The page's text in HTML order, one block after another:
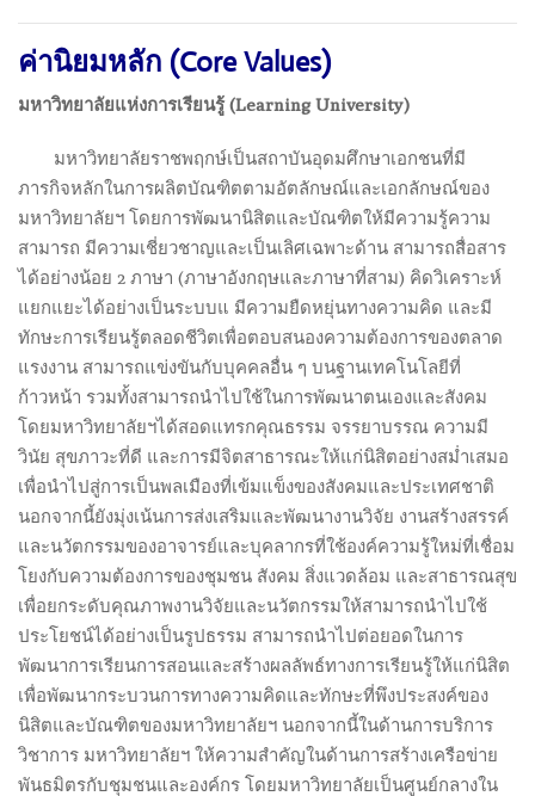
ค่านิยมหลัก (Core Values)
มหาวิทยาลัยแห่งการเรียนรู้ (Learning University)
มหาวิทยาลัยราชพฤกษ์เป็นสถาบันอุดมศึกษาเอกชนที่มี
ภารกิจหลักในการผลิตบัณฑิตตามอัตลักษณ์และเอกลักษณ์ของ
มหาวิทยาลัยฯ โดยการพัฒนานิสิตและบัณฑิตให้มีความรู้ความ
สามารถ มีความเชี่ยวชาญและเป็นเลิศเฉพาะด้าน สามารถสื่อสาร
ได้อย่างน้อย 2 ภาษา (ภาษาอังกฤษและภาษาที่สาม) คิดวิเคราะห์
แยกแยะได้อย่างเป็นระบบแ มีความยืดหยุ่นทางความคิด และมี
ทักษะการเรียนรู้ตลอดชีวิตเพื่อตอบสนองความต้องการของตลาด
แรงงาน สามารถแข่งขันกับบุคคลอื่น ๆ บนฐานเทคโนโลยีที่
ก้าวหน้า รวมทั้งสามารถนำไปใช้ในการพัฒนาตนเองและสังคม
โดยมหาวิทยาลัยฯได้สอดแทรกคุณธรรม จรรยาบรรณ ความมี
วินัย สุขภาวะที่ดี และการมีจิตสาธารณะให้แก่นิสิตอย่างสม่ำเสมอ
เพื่อนำไปสู่การเป็นพลเมืองที่เข้มแข็งของสังคมและประเทศชาติ
นอกจากนี้ยังมุ่งเน้นการส่งเสริมและพัฒนางานวิจัย งานสร้างสรรค์
และนวัตกรรมของอาจารย์และบุคลากรที่ใช้องค์ความรู้ใหม่ที่เชื่อม
โยงกับความต้องการของชุมชน สังคม สิ่งแวดล้อม และสาธารณสุข
เพื่อยกระดับคุณภาพงานวิจัยและนวัตกรรมให้สามารถนำไปใช้
ประโยชน์ได้อย่างเป็นรูปธรรม สามารถนำไปต่อยอดในการ
พัฒนาการเรียนการสอนและสร้างผลลัพธ์ทางการเรียนรู้ให้แก่นิสิต
เพื่อพัฒนากระบวนการทางความคิดและทักษะที่พึงประสงค์ของ
นิสิตและบัณฑิตของมหาวิทยาลัยฯ นอกจากนี้ในด้านการบริการ
วิชาการ มหาวิทยาลัยฯ ให้ความสำคัญในด้านการสร้างเครือข่าย
พันธมิตรกับชุมชนและองค์กร โดยมหาวิทยาลัยเป็นศูนย์กลางใน